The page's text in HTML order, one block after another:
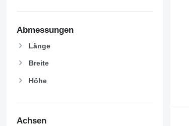
Abmessungen
Länge
Breite
Höhe
Achsen